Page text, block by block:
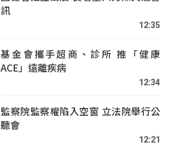
訊
12:35
基金會攜手超商、診所 推「健康
ACE」遠離疾病
12:34
監察院監察權陷入空窗 立法院舉行公
聽會
12:21